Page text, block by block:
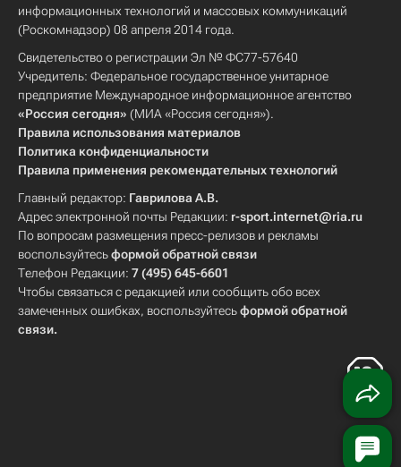
информационных технологий и массовых коммуникаций
(Роскомнадзор) 08 апреля 2014 года.
Свидетельство о регистрации Эл № ФС77-57640
Учредитель: Федеральное государственное унитарное
предприятие Международное информационное агентство
«Россия сегодня» (МИА «Россия сегодня»).
Правила использования материалов
Политика конфиденциальности
Правила применения рекомендательных технологий
Главный редактор: Гаврилова А.В.
Адрес электронной почты Редакции: r-sport.internet@ria.ru
По вопросам размещения пресс-релизов и рекламы
воспользуйтесьформой обратной связи
Телефон Редакции: 7 (495) 645-6601
Чтобы связаться с редакцией или сообщить обо всех
замеченных ошибках, воспользуйтесьформой обратной
связи.